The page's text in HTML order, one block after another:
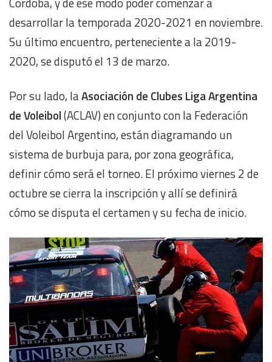
desarrollar la temporada 2020-2021 en noviembre.
Su último encuentro, perteneciente a la 2019-
2020, se disputó el 13 de marzo.
Por su lado, laAsociación de Clubes Liga Argentina
de Voleibol(ACLAV) en conjunto con la Federación
del Voleibol Argentino, están diagramando un
sistema de burbuja para, por zona geográfica,
definir cómo será el torneo. El próximo viernes 2 de
octubre se cierra la inscripción y allí se definirá
cómo se disputa el certamen y su fecha de inicio.